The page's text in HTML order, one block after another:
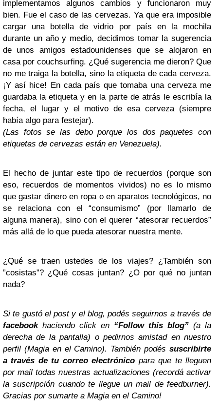
implementamos algunos cambios y funcionaron muy
bien. Fue el caso de las cervezas. Ya que era imposible
cargar una botella de vidrio por país en la mochila
durante un año y medio, decidimos tomar la sugerencia
de unos amigos estadounidenses que se alojaron en
casa por couchsurfing. ¿Qué sugerencia me dieron? Que
no me traiga la botella, sino la etiqueta de cada cerveza.
¡Y así hice! En cada país que tomaba una cerveza me
guardaba la etiqueta y en la parte de atrás le escribía la
fecha, el lugar y el motivo de esa cerveza (siempre
había algo para festejar).
(Las fotos se las debo porque los dos paquetes con
etiquetas de cervezas están en Venezuela).
El hecho de juntar este tipo de recuerdos (porque son
eso, recuerdos de momentos vividos) no es lo mismo
que gastar dinero en ropa o en aparatos tecnológicos, no
se relaciona con el “consumismo” (por llamarlo de
alguna manera), sino con el querer “atesorar recuerdos”
más allá de lo que pueda atesorar nuestra mente.
¿Qué se traen ustedes de los viajes? ¿También son
”cosistas”? ¿Qué cosas juntan? ¿O por qué no juntan
nada?
Si te gustó el post y el blog, podés seguirnos a través de
facebookhaciendo click en “Follow this blog” (a la
derecha de la pantalla) o pedirnos amistad en nuestro
perfil (Magia en el Camino). También podés suscribirte
a través de tu correo electrónico para que te lleguen
por mail todas nuestras actualizaciones (recordá activar
la suscripción cuando te llegue un mail de feedburner).
Gracias por sumarte a Magia en el Camino!